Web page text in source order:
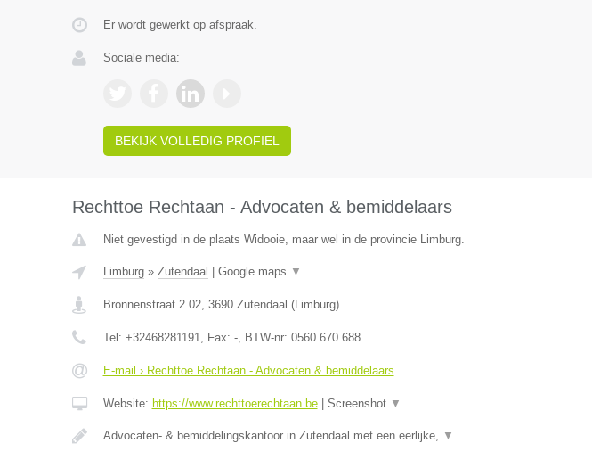
Er wordt gewerkt op afspraak.
Sociale media:
BEKIJK VOLLEDIG PROFIEL
Rechttoe Rechtaan - Advocaten & bemiddelaars
Niet gevestigd in de plaats Widooie, maar wel in de provincie Limburg.
Limburg» Zutendaal Google maps ▼
Bronnenstraat 2.02, 3690 Zutendaal (Limburg)
Tel: +32468281191, Fax: -, BTW-nr: 0560.670.688
E-mail › Rechttoe Rechtaan - Advocaten & bemiddelaars
Website: https://www.rechttoerechtaan.be| Screenshot ▼
Advocaten- & bemiddelingskantoor in Zutendaal met een eerlijke, ▼